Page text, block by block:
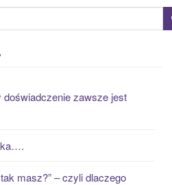
zawsze jest
masz?” – czyli dlaczego